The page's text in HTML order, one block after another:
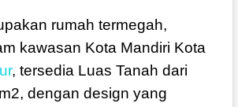
rumah termegah,
kawasan Kota Mandiri Kota
, tersedia Luas Tanah dari
dengan design yang